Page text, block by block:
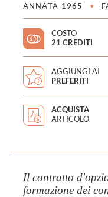
ANNATA 1965 •
COSTO
21 CREDITI
AGGIUNGI AI
PREFERITI
ACQUISTA
ARTICOLO
Il contratto
formazione dei